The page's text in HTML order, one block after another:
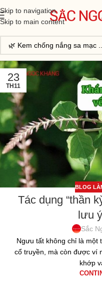
Skip to navigation
Skip to main content
23
TH11
BLOG
Tác dụng “thần
lưu
Sắc
Ngưu tất không chỉ là một
cổ truyền, mà còn được ví
khớp